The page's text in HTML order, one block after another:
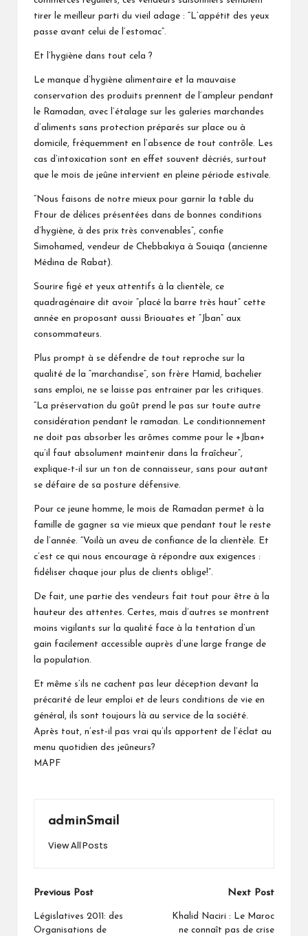
tirer le meilleur parti du vieil adage : “L’appétit des yeux
passe avant celui de l’estomac”.
Et l’hygiène dans tout cela ?
Le manque d’hygiène alimentaire et la mauvaise
conservation des produits prennent de l’ampleur pendant
le Ramadan, avec l’étalage sur les galeries marchandes
d’aliments sans protection préparés sur place ou à
domicile, fréquemment en l’absence de tout contrôle. Les
cas d’intoxication sont en effet souvent décriés, surtout
que le mois de jeûne intervient en pleine période estivale.
“Nous faisons de notre mieux pour garnir la table du
Ftour de délices présentées dans de bonnes conditions
d’hygiène, à des prix très convenables”, confie
Simohamed, vendeur de Chebbakiya à Souiqa (ancienne
Médina de Rabat).
Sourire figé et yeux attentifs à la clientèle, ce
quadragénaire dit avoir “placé la barre très haut” cette
année en proposant aussi Briouates et “Jban” aux
consommateurs.
Plus prompt à se défendre de tout reproche sur la
qualité de la “marchandise”, son frère Hamid, bachelier
sans emploi, ne se laisse pas entrainer par les critiques.
“La préservation du goût prend le pas sur toute autre
considération pendant le ramadan. Le conditionnement
ne doit pas absorber les arômes comme pour le +Jban+
qu’il faut absolument maintenir dans la fraîcheur”,
explique-t-il sur un ton de connaisseur, sans pour autant
se défaire de sa posture défensive.
Pour ce jeune homme, le mois de Ramadan permet à la
famille de gagner sa vie mieux que pendant tout le reste
de l’année. “Voilà un aveu de confiance de la clientèle. Et
c’est ce qui nous encourage à répondre aux exigences :
fidéliser chaque jour plus de clients oblige!”.
De fait, une partie des vendeurs fait tout pour être à la
hauteur des attentes. Certes, mais d’autres se montrent
moins vigilants sur la qualité face à la tentation d’un
gain facilement accessible auprès d’une large frange de
la population.
Et même s’ils ne cachent pas leur déception devant la
précarité de leur emploi et de leurs conditions de vie en
général, ils sont toujours là au service de la société.
Après tout, n’est-il pas vrai qu’ils apportent de l’éclat au
menu quotidien des jeûneurs?
MAPF
adminSmail
View All Posts
Post
navigation
Previous Post
Législatives 2011: des
Organisations de
Next Post
Khalid Naciri : Le Maroc
ne connaît pas de crise